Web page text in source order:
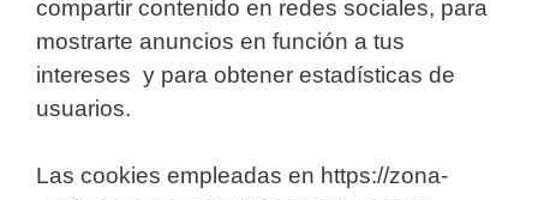
compartir contenido en redes sociales, para
mostrarte anuncios en función a tus
intereses y para obtener estadísticas de
usuarios.
Las cookies empleadas en https://zona-